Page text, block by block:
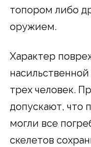
топором либо
оружием.
Характер
трех человек.
допускают, что
могли все
скелетов